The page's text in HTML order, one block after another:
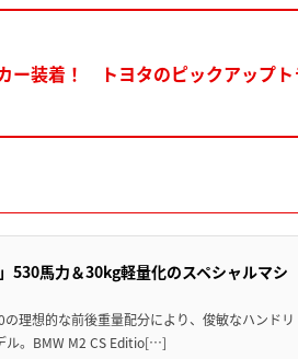
ー装着！ トヨタのピックアップト
530馬力＆30kg軽量化のスペシャルマシ
理想的な前後重量配分により、俊敏なハンドリ
ル。BMW M2 CS Editio[…]